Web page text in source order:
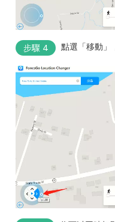
步驟 4 點選「移動」